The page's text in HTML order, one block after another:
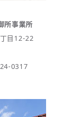
所事業所
目12-22
0317